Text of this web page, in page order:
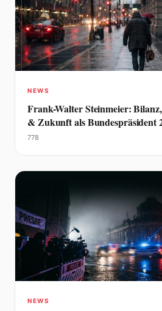
NEWS
Frank-Walter Steinmeier:
& Zukunft als Bundespräsident
778
NEWS